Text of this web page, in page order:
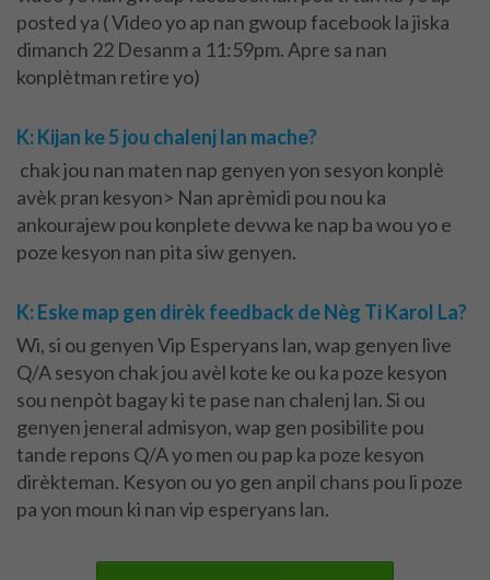
posted ya ( Video yo ap nan gwoup facebook la jiska
dimanch 22 Desanm a 11:59pm. Apre sa nan
konplètman retire yo)
K: Kijan ke 5 jou chalenj lan mache?
chak jou nan maten nap genyen yon sesyon konplè
avèk pran kesyon> Nan aprèmidi pou nou ka
ankourajew pou konplete devwa ke nap ba wou yo e
poze kesyon nan pita siw genyen.
K: Eske map gen dirèk feedback de Nèg Ti Karol La?
Wi, si ou genyen Vip Esperyans lan, wap genyen live
Q/A sesyon chak jou avèl kote ke ou ka poze kesyon
sou nenpòt bagay ki te pase nan chalenj lan. Si ou
genyen jeneral admisyon, wap gen posibilite pou
tande repons Q/A yo men ou pap ka poze kesyon
dirèkteman. Kesyon ou yo gen anpil chans pou li poze
pa yon moun ki nan vip esperyans lan.